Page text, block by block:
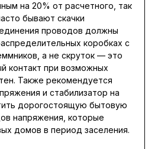
на 20% от расчетного, так
бывают скачки
проводов должны
коробках с
а не скруток — это
контакт при возможных
Также рекомендуется
и стабилизатор на
дорогостоящую бытовую
напряжения, которые
домов в период заселения.